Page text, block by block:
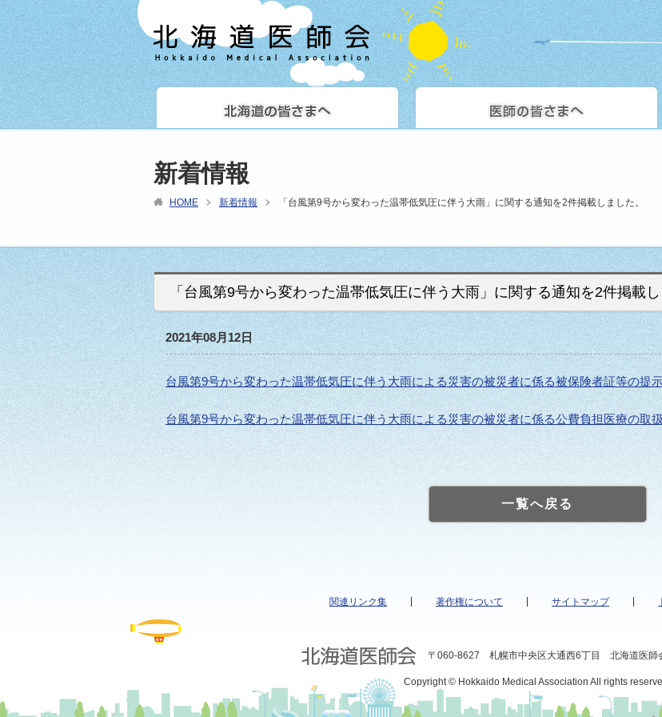
新着情報
HOME 新着情報 「台風第9号から変わった温帯低気圧に伴う大雨」に関する通知を2件掲載しました。
「台風第9号から変わった温帯低気圧に伴う大雨」に関する通知を2件掲載し
2021年08月12日
台風第9号から変わった温帯低気圧に伴う大雨による災害の被災者に係る被保険者証等の提
台風第9号から変わった温帯低気圧に伴う大雨による災害の被災者に係る公費負担医療の取
一覧へ戻る
関連リンク集 著作権について サイトマップ
〒060-8627 札幌市中央区大通西6丁目 北海道医師
Copyright © Hokkaido Medical Association All rights